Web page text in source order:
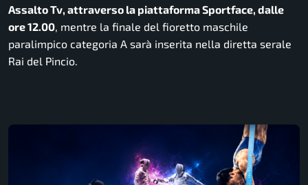
Assalto Tv, attraverso la piattaforma Sportface, dalle
ore 12.00, mentre la finale del fioretto maschile
paralimpico categoria A sarà inserita nella diretta serale
Rai del Pincio.